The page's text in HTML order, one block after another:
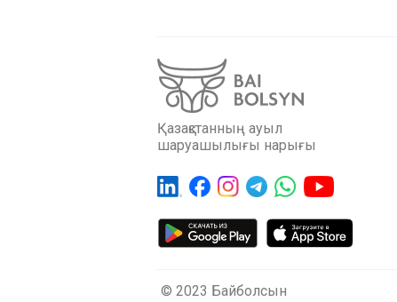
Қазақстанның ауыл
шаруашылығы нарығы
© 2023 Байболсын